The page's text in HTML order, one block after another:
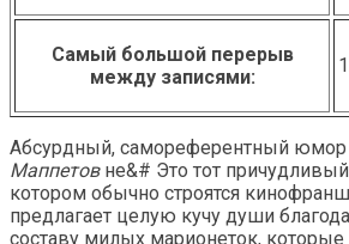
Самый большой перерыв
между записями:
Абсурдный, самореферентный
Маппетовне&# Это тот
котором обычно строятся
предлагает целую кучу души
составу милых марионеток, которые